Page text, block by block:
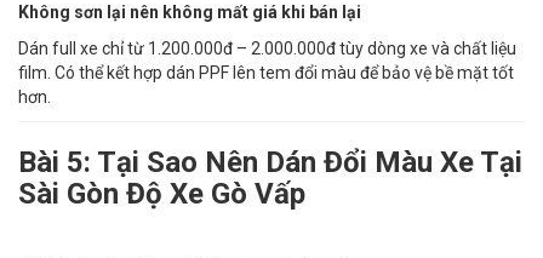
Không sơn lại nên không mất giá khi bán lại
Dán full xe chỉ từ 1.200.000đ – 2.000.000đ tùy dòng xe và chất liệu
film. Có thể kết hợp dán PPF lên tem đổi màu để bảo vệ bề mặt tốt
hơn.
Bài 5: Tại Sao Nên Dán Đổi Màu Xe Tại
Sài Gòn Độ Xe Gò Vấp